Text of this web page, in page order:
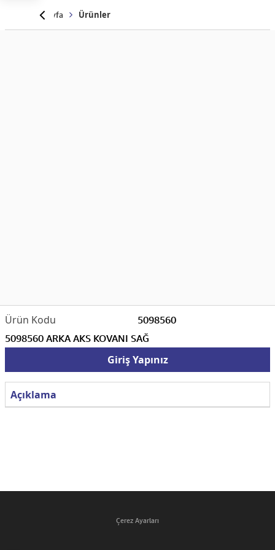
Anasayfa Ürünler
5098560
5098560 ARKA AKS KOVANI SAĞ
Giriş Yapınız
Açıklama
Çerez Ayarları